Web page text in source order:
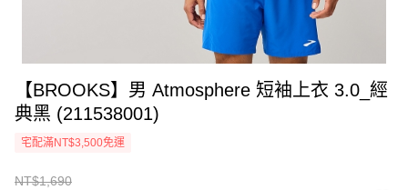
【BROOKS】男 Atmosphere 短袖上衣 3.0_經
典黑 (211538001)
宅配滿NT$3,500免運
NT$1,690